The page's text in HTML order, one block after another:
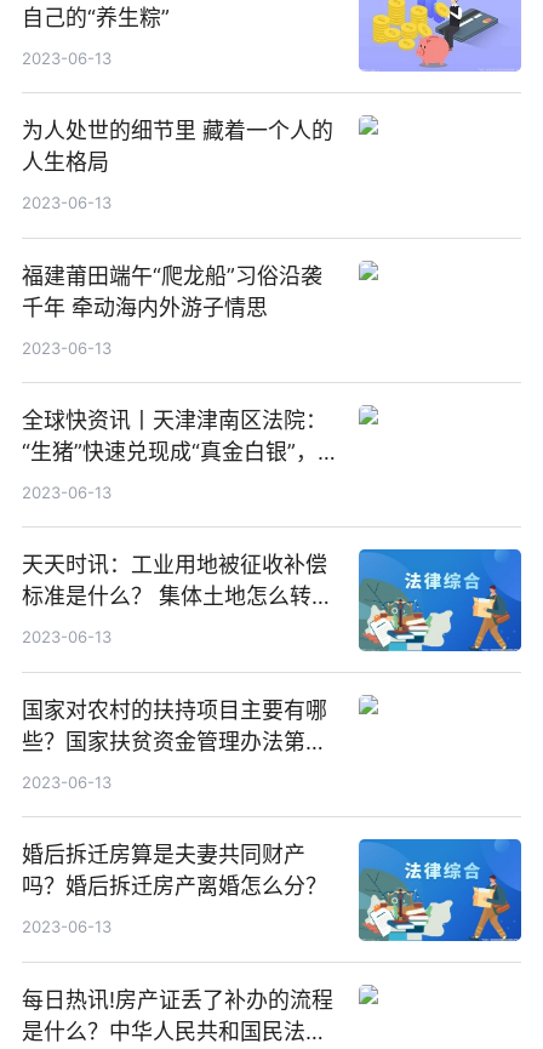
自己的“养生粽”
2023-06-13
为人处世的细节里 藏着一个人的
人生格局
2023-06-13
福建莆田端午“爬龙船”习俗沿袭
千年 牵动海内外游子情思
2023-06-13
全球快资讯丨天津津南区法院：
“生猪”快速兑现成“真金白银”，
案件顺利执结
2023-06-13
天天时讯：工业用地被征收补偿
标准是什么？ 集体土地怎么转
让？
2023-06-13
国家对农村的扶持项目主要有哪
些？国家扶贫资金管理办法第五
条是什么？ 要闻速递
2023-06-13
婚后拆迁房算是夫妻共同财产
吗？婚后拆迁房产离婚怎么分？
2023-06-13
每日热讯!房产证丢了补办的流程
是什么？中华人民共和国民法典